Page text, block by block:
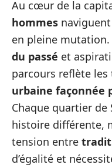
Au cœur de la
hommes
en pleine mutation.
du passé et
parcours reflète les
urbaine façonnée
Chaque quartier
histoire différente,
tension entre
d’égalité et